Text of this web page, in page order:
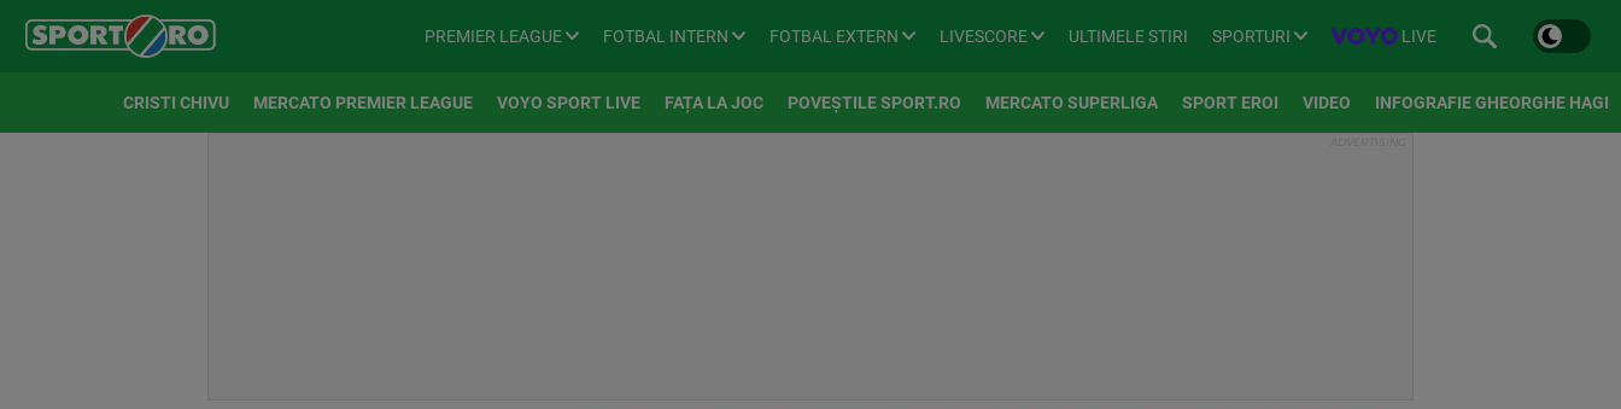
PREMIER LEAGUE FOTBAL INTERN FOTBAL EXTERN LIVESCORE ULTIMELE STIRI SPORTURI LIVE
CRISTI CHIVU MERCATO PREMIER LEAGUE VOYO SPORT LIVE FAȚA LA JOC POVEȘTILE SPORT.RO MERCATO SUPERLIGA SPORT EROI VIDEO INFOGRAFIE GHEORGHE HAGI